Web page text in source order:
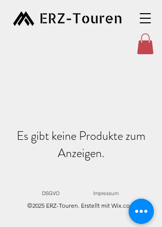
Es gibt keine Produkte zum
Anzeigen.
DSGVO Impressum
©2025 ERZ-Touren. Erstellt mit Wix.com